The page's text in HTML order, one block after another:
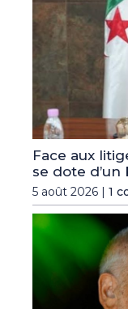
Face aux
se dote
5 août 2026 | 1